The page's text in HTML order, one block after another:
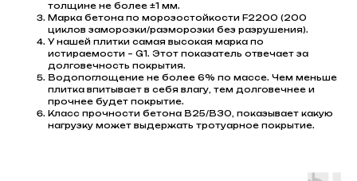
толщине не более ±1 мм.
Марка бетона по морозостойкости F2200 (200
циклов заморозки/разморозки без разрушения).
У нашей плитки самая высокая марка по
истираемости – G1. Этот показатель отвечает за
долговечность покрытия.
Водопоглощение не более 6% по массе. Чем меньше
плитка впитывает в себя влагу, тем долговечнее и
прочнее будет покрытие.
Класс прочности бетона В25/В30, показывает какую
нагрузку может выдержать тротуарное покрытие.